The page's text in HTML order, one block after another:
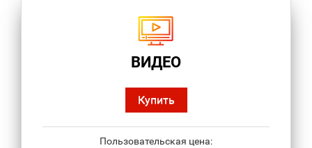
ВИДЕО
Купить
Пользовательская цена: